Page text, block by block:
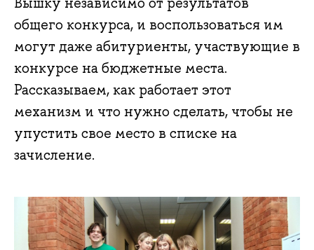
общего конкурса, и воспользоваться им
могут даже абитуриенты, участвующие в
конкурсе на бюджетные места.
Рассказываем, как работает этот
механизм и что нужно сделать, чтобы не
упустить свое место в списке на
зачисление.